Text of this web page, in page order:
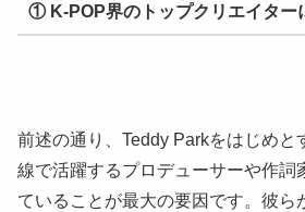
① K-POP界のトップクリエイター
前述の通り、Teddy Parkをはじめと
線で活躍するプロデューサーや作詞
ていることが最大の要因です。彼ら